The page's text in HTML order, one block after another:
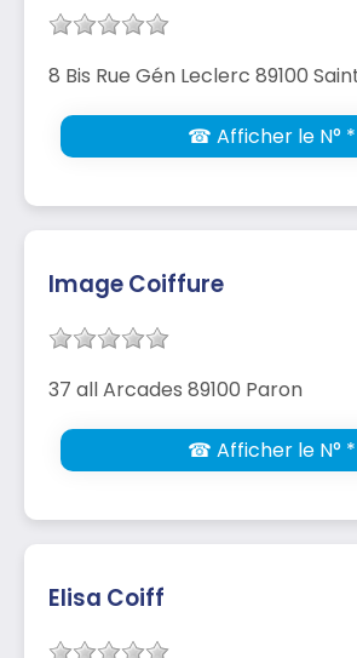
8 Bis Rue Gén Leclerc 89100
☎ Afficher le N° *
Image Coiffure
37 all Arcades 89100 Paron
☎ Afficher le N° *
Elisa Coiff